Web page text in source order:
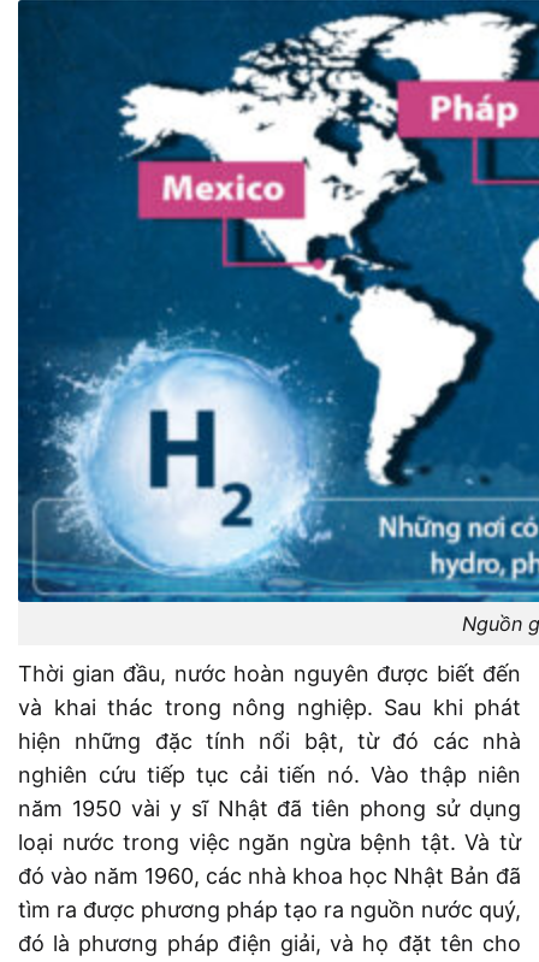
Nguồn
Thời gian đầu, nước hoàn nguyên được biết đến
và khai thác trong nông nghiệp. Sau khi phát
hiện những đặc tính nổi bật, từ đó các nhà
nghiên cứu tiếp tục cải tiến nó. Vào thập niên
năm 1950 vài y sĩ Nhật đã tiên phong sử dụng
loại nước trong việc ngăn ngừa bệnh tật. Và từ
đó vào năm 1960, các nhà khoa học Nhật Bản đã
tìm ra được phương pháp tạo ra nguồn nước quý,
đó là phương pháp điện giải, và họ đặt tên cho